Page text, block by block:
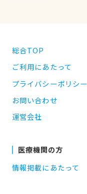
総合TOP
ご利用にあたって
プライバシーポリシー
お問い合わせ
運営会社
医療機関の方
情報掲載にあたって